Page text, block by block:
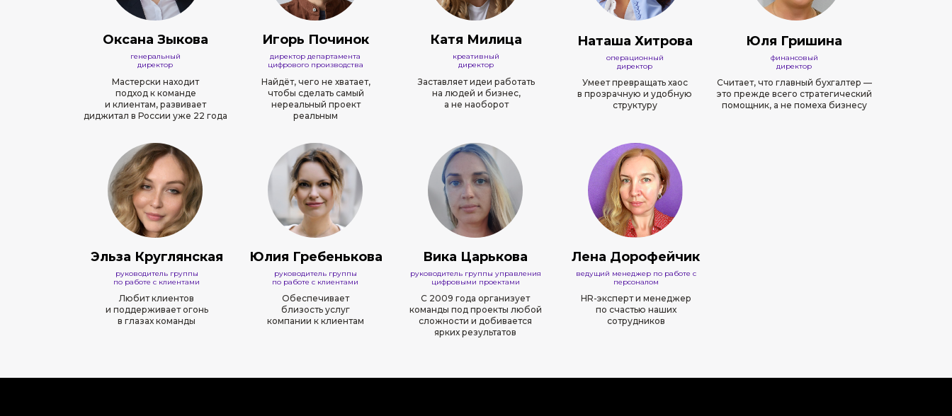
Мастерски находит
подход к команде
и клиентам, развивает
диджитал в России уже 22 года
Оксана Зыкова
генеральный
директор
Найдёт, чего не хватает,
чтобы сделать самый
нереальный проект
реальным
Игорь Починок
директор департамента
цифрового производства
Заставляет идеи работать
на людей и бизнес,
а не наоборот
Катя Милица
креативный
директор
Считает, что главный бухгалтер —
это прежде всего стратегический
помощник, а не помеха бизнесу
Юля Гришина
финансовый
директор
HR-эксперт и менеджер
по счастью наших
сотрудников
Лена Дорофейчик
ведущий менеджер по работе с
персоналом
С 2009 года организует
команды под проекты любой
сложности и добивается
ярких результатов
Вика Царькова
руководитель группы управления
цифровыми проектами
Умеет превращать хаос
в прозрачную и удобную
структуру
Наташа Хитрова
операционный
директор
Обеспечивает
близость услуг
компании к клиентам
Юлия Гребенькова
руководитель группы
по работе с клиентами
Любит клиентов
и поддерживает огонь
в глазах команды
Эльза Круглянская
руководитель группы
по работе с клиентами